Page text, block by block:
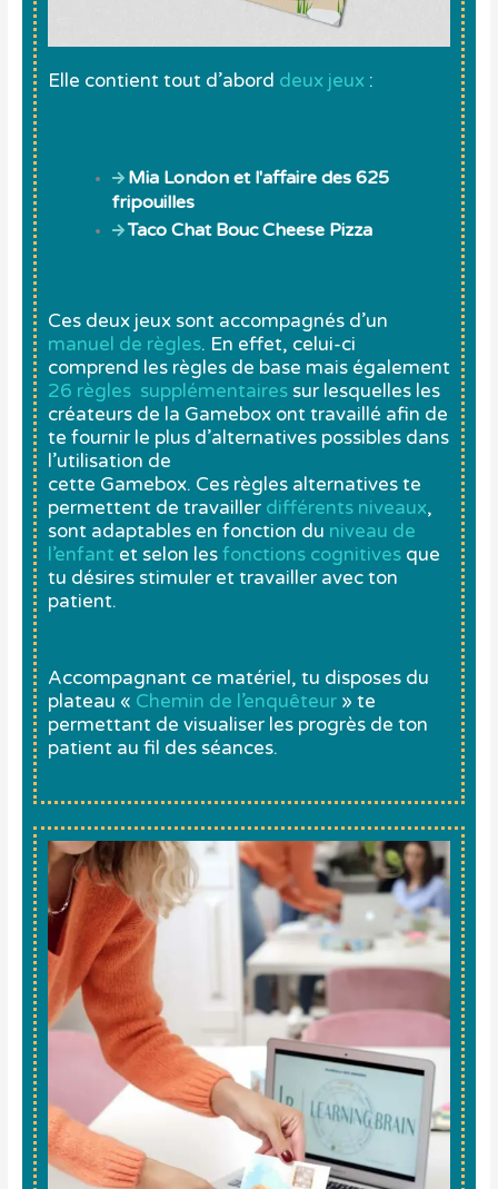
Elle contient tout d’abord deux jeux :
Mia London et l'affaire des 625
fripouilles
Taco Chat Bouc Cheese Pizza
Ces deux jeux sont accompagnés d’un
manuel de règles. En effet, celui-ci
comprend les règles de base mais également
26 règles supplémentairessur lesquelles les
créateurs de la Gamebox ont travaillé afin de
te fournir le plus d’alternatives possibles dans
l’utilisation de
cette Gamebox. Ces règles alternatives te
permettent de travailler différents niveaux,
sont adaptables en fonction du niveau de
l’enfant et selon lesfonctions cognitivesque
tu désires stimuler et travailler avec ton
patient.
Accompagnant ce matériel, tu disposes du
plateau « Chemin de l’enquêteur » te
permettant de visualiser les progrès de ton
patient au fil des séances.